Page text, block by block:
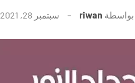
بواسطة riwan سبتمبر 28, 2021